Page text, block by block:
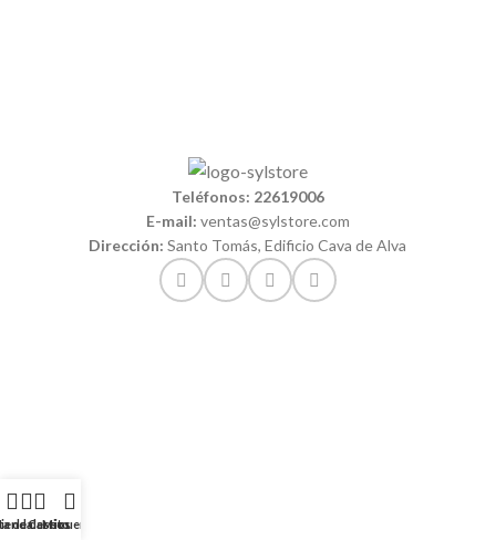
Teléfonos: 22619006
E-mail: ventas@sylstore.com
Dirección: Santo Tomás, Edificio Cava de Alva
de deseos
Carrito
Mi cuenta